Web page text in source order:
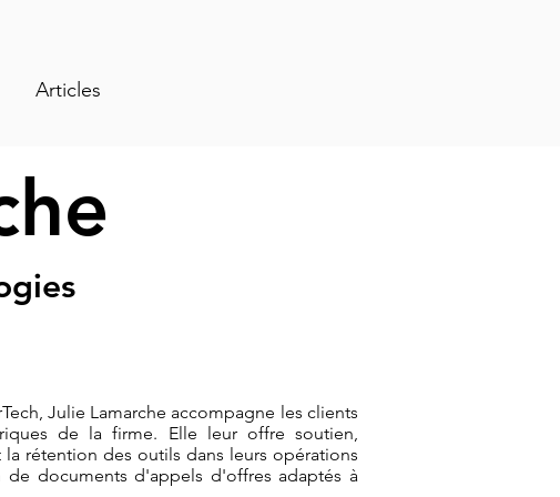
Articles
Julie Lamarche accompagne les clients
de la firme. Elle leur offre soutien,
rétention des outils dans leurs opérations
documents d'appels d'offres adaptés à